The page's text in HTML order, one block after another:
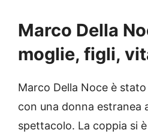
Marco Della
moglie, figli,
Marco Della Noce è
con una donna estranea
spettacolo. La coppia si